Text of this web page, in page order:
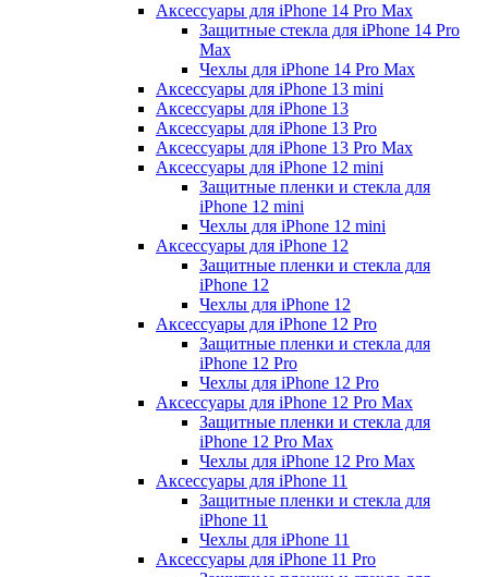
Аксессуары для iPhone 14 Pro Max
Защитные стекла для iPhone 14 Pro
Max
Чехлы для iPhone 14 Pro Max
Аксессуары для iPhone 13 mini
Аксессуары для iPhone 13
Аксессуары для iPhone 13 Pro
Аксессуары для iPhone 13 Pro Max
Аксессуары для iPhone 12 mini
Защитные пленки и стекла для
iPhone 12 mini
Чехлы для iPhone 12 mini
Аксессуары для iPhone 12
Защитные пленки и стекла для
iPhone 12
Чехлы для iPhone 12
Аксессуары для iPhone 12 Pro
Защитные пленки и стекла для
iPhone 12 Pro
Чехлы для iPhone 12 Pro
Аксессуары для iPhone 12 Pro Max
Защитные пленки и стекла для
iPhone 12 Pro Max
Чехлы для iPhone 12 Pro Max
Аксессуары для iPhone 11
Защитные пленки и стекла для
iPhone 11
Чехлы для iPhone 11
Аксессуары для iPhone 11 Pro